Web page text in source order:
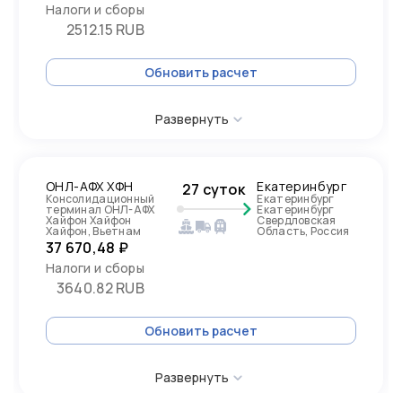
Налоги и сборы
2512.15 RUB
Обновить расчет
Развернуть
ОНЛ-АФХ ХФН
Консолидационный
терминал ОНЛ-АФХ
Хайфон Хайфон
Хайфон, Вьетнам
27 суток Екатеринбург
Екатеринбург
Екатеринбург
Свердловская
Область, Россия
37 670,48 ₽
Налоги и сборы
3640.82 RUB
Обновить расчет
Развернуть